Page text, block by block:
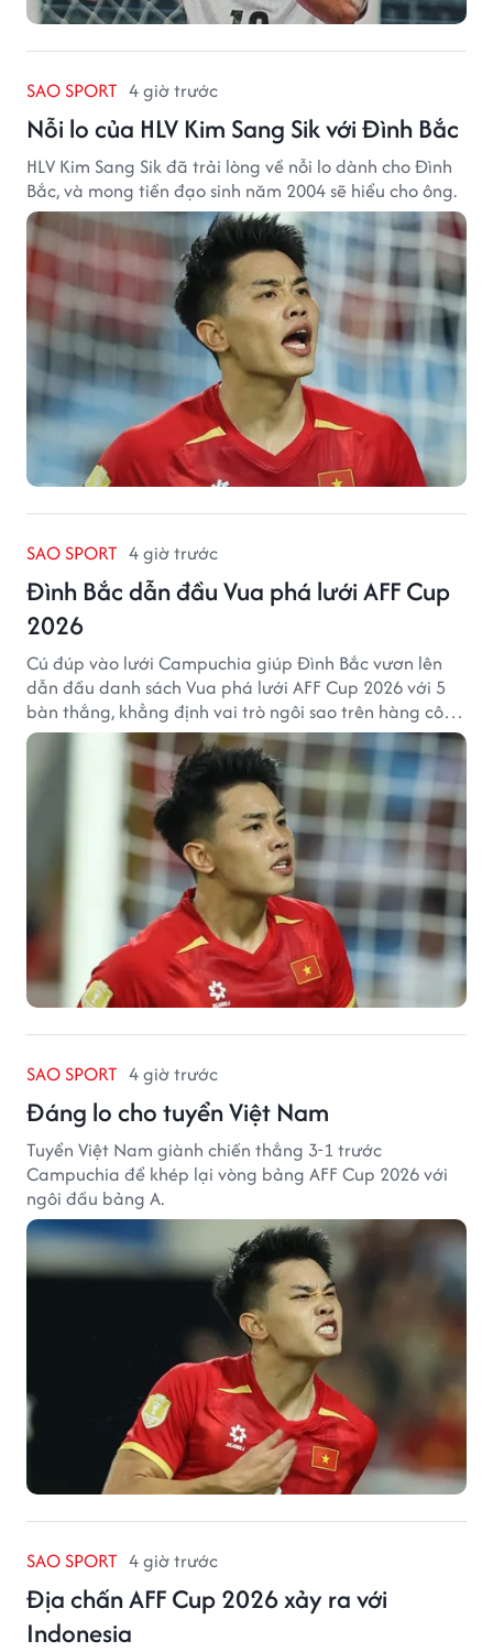
SAO SPORT 4 giờ trước
Nỗi lo của HLV Kim Sang Sik với Đình Bắc
HLV Kim Sang Sik đã trải lòng về nỗi lo dành cho Đình
Bắc, và mong tiền đạo sinh năm 2004 sẽ hiểu cho ông.
SAO SPORT 4 giờ trước
Đình Bắc dẫn đầu Vua phá lưới AFF Cup
2026
Cú đúp vào lưới Campuchia giúp Đình Bắc vươn lên
dẫn đầu danh sách Vua phá lưới AFF Cup 2026 với 5
bàn thắng, khẳng định vai trò ngôi sao trên hàng công
tuyển Việt Nam.
SAO SPORT 4 giờ trước
Đáng lo cho tuyển Việt Nam
Tuyển Việt Nam giành chiến thắng 3-1 trước
Campuchia để khép lại vòng bảng AFF Cup 2026 với
ngôi đầu bảng A.
SAO SPORT 4 giờ trước
Địa chấn AFF Cup 2026 xảy ra với
Indonesia